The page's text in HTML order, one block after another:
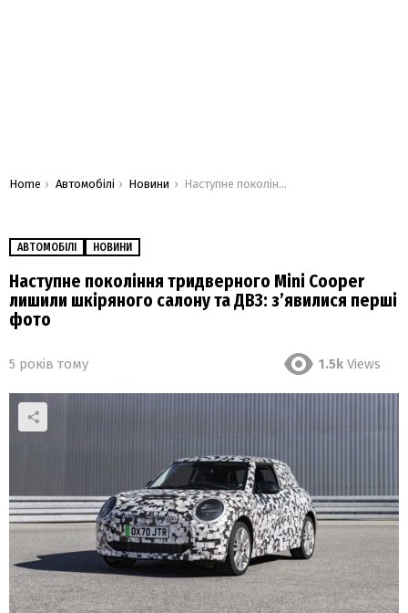
You are here:
Home Автомобілі Новини Наступне покоління тридверного Mini Cooper лишили шкіряного салону та ДВЗ: з’явилися перші фото
АВТОМОБІЛІ НОВИНИ
Наступне покоління тридверного Mini Cooper
лишили шкіряного салону та ДВЗ: з’явилися перші
фото
5 років тому 1.5k Views